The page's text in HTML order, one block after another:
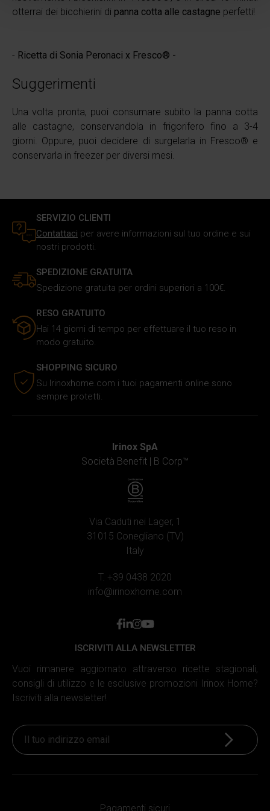
(impronte digitali).
modificare o ritirare il tuo consenso in qualsiasi momento
annunci, fornire le funzioni dei social media e analizzare il
nostro traffico. Inoltre forniamo informazioni sul modo in
cui utilizzi il nostro sito ai nostri partner che si occupano
di analisi dei dati web, pubblicità e social media, i quali
loro servizi.
otterrai dei bicchierini di panna cotta alle castagne perfetti!
- Ricetta di Sonia Peronaci x Fresco® -
Suggerimenti
Una volta pronta, puoi consumare subito la panna cotta
alle castagne, conservandola in frigorifero fino a 3-4
giorni. Oppure, puoi decidere di surgelarla in Fresco® e
conservarla in freezer per diversi mesi.
SERVIZIO CLIENTI
Contattaci per avere informazioni sul tuo ordine e sui
nostri prodotti.
SPEDIZIONE GRATUITA
Spedizione gratuita per ordini superiori a 100€.
RESO GRATUITO
Hai 14 giorni di tempo per effettuare il tuo reso in
modo gratuito.
SHOPPING SICURO
Su Irinoxhome.com i tuoi pagamenti online sono
sempre protetti.
Irinox SpA
Società Benefit | B Corp™
Via Caduti nei Lager, 1
31015 Conegliano (TV)
Italy
T. +39 0438 2020
info@irinoxhome.com
facebook
linkedin
instagram
youtube
ISCRIVITI ALLA NEWSLETTER
Vuoi rimanere aggiornato attraverso ricette stagionali,
consigli di utilizzo e le esclusive promozioni Irinox Home?
Iscriviti alla newsletter!
Iscriviti
Pagamenti sicuri